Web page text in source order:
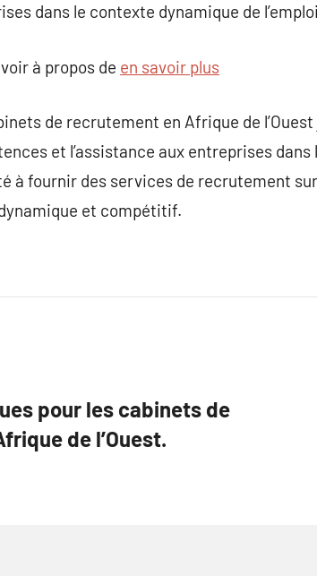
dans le contexte dynamique de
à propos de en savoir plus
de recrutement en Afrique de
et l’assistance aux entreprises
à fournir des services de recrutement
et compétitif.
pour les cabinets de
de l’Ouest.